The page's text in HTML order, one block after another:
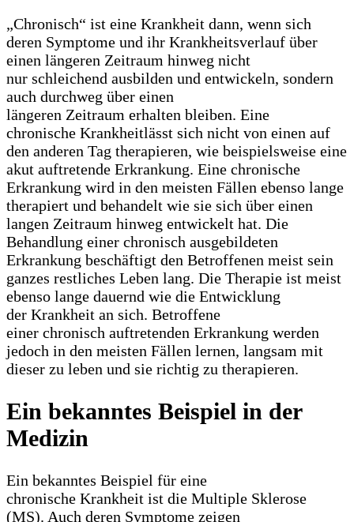
„Chronisch“ ist eine Krankheit dann, wenn sich
deren Symptome und ihr Krankheitsverlauf über
einen längeren Zeitraum hinweg nicht
nur schleichend ausbilden und entwickeln, sondern
auch durchweg über einen
längeren Zeitraum erhalten bleiben. Eine
chronische Krankheitlässt sich nicht von einen auf
den anderen Tag therapieren, wie beispielsweise eine
akut auftretende Erkrankung. Eine chronische
Erkrankung wird in den meisten Fällen ebenso lange
therapiert und behandelt wie sie sich über einen
langen Zeitraum hinweg entwickelt hat. Die
Behandlung einer chronisch ausgebildeten
Erkrankung beschäftigt den Betroffenen meist sein
ganzes restliches Leben lang. Die Therapie ist meist
ebenso lange dauernd wie die Entwicklung
der Krankheit an sich. Betroffene
einer chronisch auftretenden Erkrankung werden
jedoch in den meisten Fällen lernen, langsam mit
dieser zu leben und sie richtig zu therapieren.
Ein bekanntes Beispiel in der
Medizin
Ein bekanntes Beispiel für eine
chronische Krankheit ist die Multiple Sklerose
(MS). Auch deren Symptome zeigen